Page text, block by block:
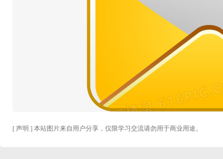
[ 声明 ] 本站图片来自用户分享，仅限学习交流请勿用于商业用途。